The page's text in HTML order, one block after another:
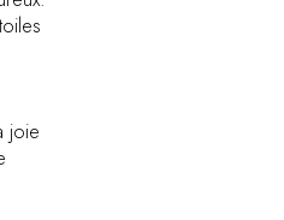
joie